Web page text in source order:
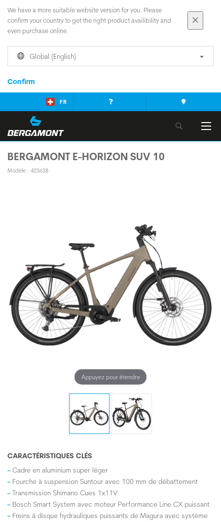
We have a more suitable website version for you. Please
confirm your country to get the right product availibility and
even purchase online.
Global (English)
Confirm
FR
BERGAMONT E-HORIZON SUV 10
Modèle : 423638
Appuyez pour étendre
CARACTÉRISTIQUES CLÉS
Cadre en aluminium super léger
Fourche à suspension Suntour avec 100 mm de débattement
Transmission Shimano Cues 1x11V
Bosch Smart System avec moteur Performance Line CX puissant
Freins à disque hydrauliques puissants de Magura avec système